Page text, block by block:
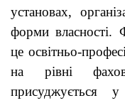
установах,
форми власності.
це освітньо-
на рівні
присуджується